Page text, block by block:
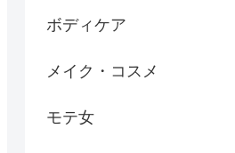
ボディケア
メイク・コスメ
モテ女